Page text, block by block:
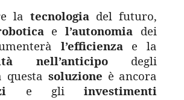
la tecnologia del futuro,
el’autonomia dei
l’efficienza e la
nell’anticipodegli
questa soluzione è ancora
e gliinvestimenti